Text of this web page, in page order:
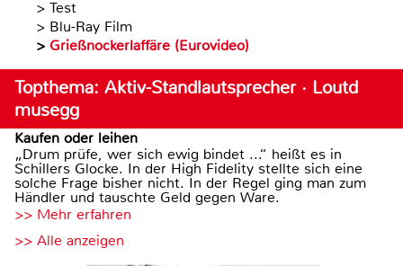
> Test
> Blu-Ray Film
> Grießnockerlaffäre (Eurovideo)
Topthema: Aktiv-Standlautsprecher · Loutd
musegg
Kaufen oder leihen
„Drum prüfe, wer sich ewig bindet ...“ heißt es in
Schillers Glocke. In der High Fidelity stellte sich eine
solche Frage bisher nicht. In der Regel ging man zum
Händler und tauschte Geld gegen Ware.
>> Mehr erfahren
>> Alle anzeigen